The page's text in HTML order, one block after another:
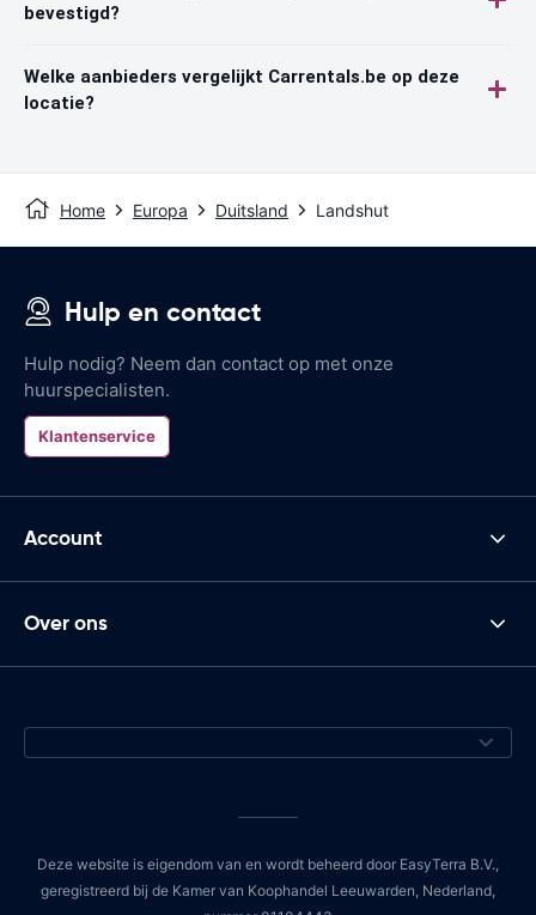
bevestigd?
Welke aanbieders vergelijkt Carrentals.be op deze
locatie?
Home Europa Duitsland Landshut
Hulp en contact
Hulp nodig? Neem dan contact op met onze
huurspecialisten.
Klantenservice
Account
Over ons
Deze website is eigendom van en wordt beheerd door EasyTerra B.V.,
geregistreerd bij de Kamer van Koophandel Leeuwarden, Nederland,